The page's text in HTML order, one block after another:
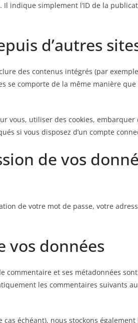
indique simplement l’ID de la
d’autres
des contenus intégrés (par
se comporte de la même manière
vous, utiliser des cookies,
si vous disposez d’un compte
de vos
de votre mot de passe, votre
vos données
commentaire et ses métadonnées
les commentaires suivants
échéant), nous stockons